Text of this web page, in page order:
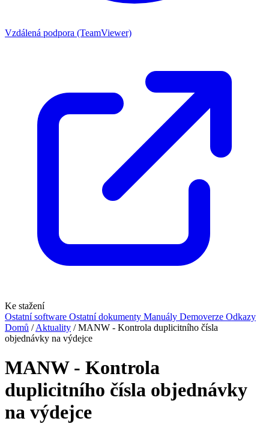
Vzdálená podpora (TeamViewer)
Ke stažení
Ostatní software Ostatní dokumenty Manuály Demoverze Odkazy
Domů / Aktuality / MANW - Kontrola duplicitního čísla
objednávky na výdejce
MANW - Kontrola
duplicitního čísla objednávky
na výdejce